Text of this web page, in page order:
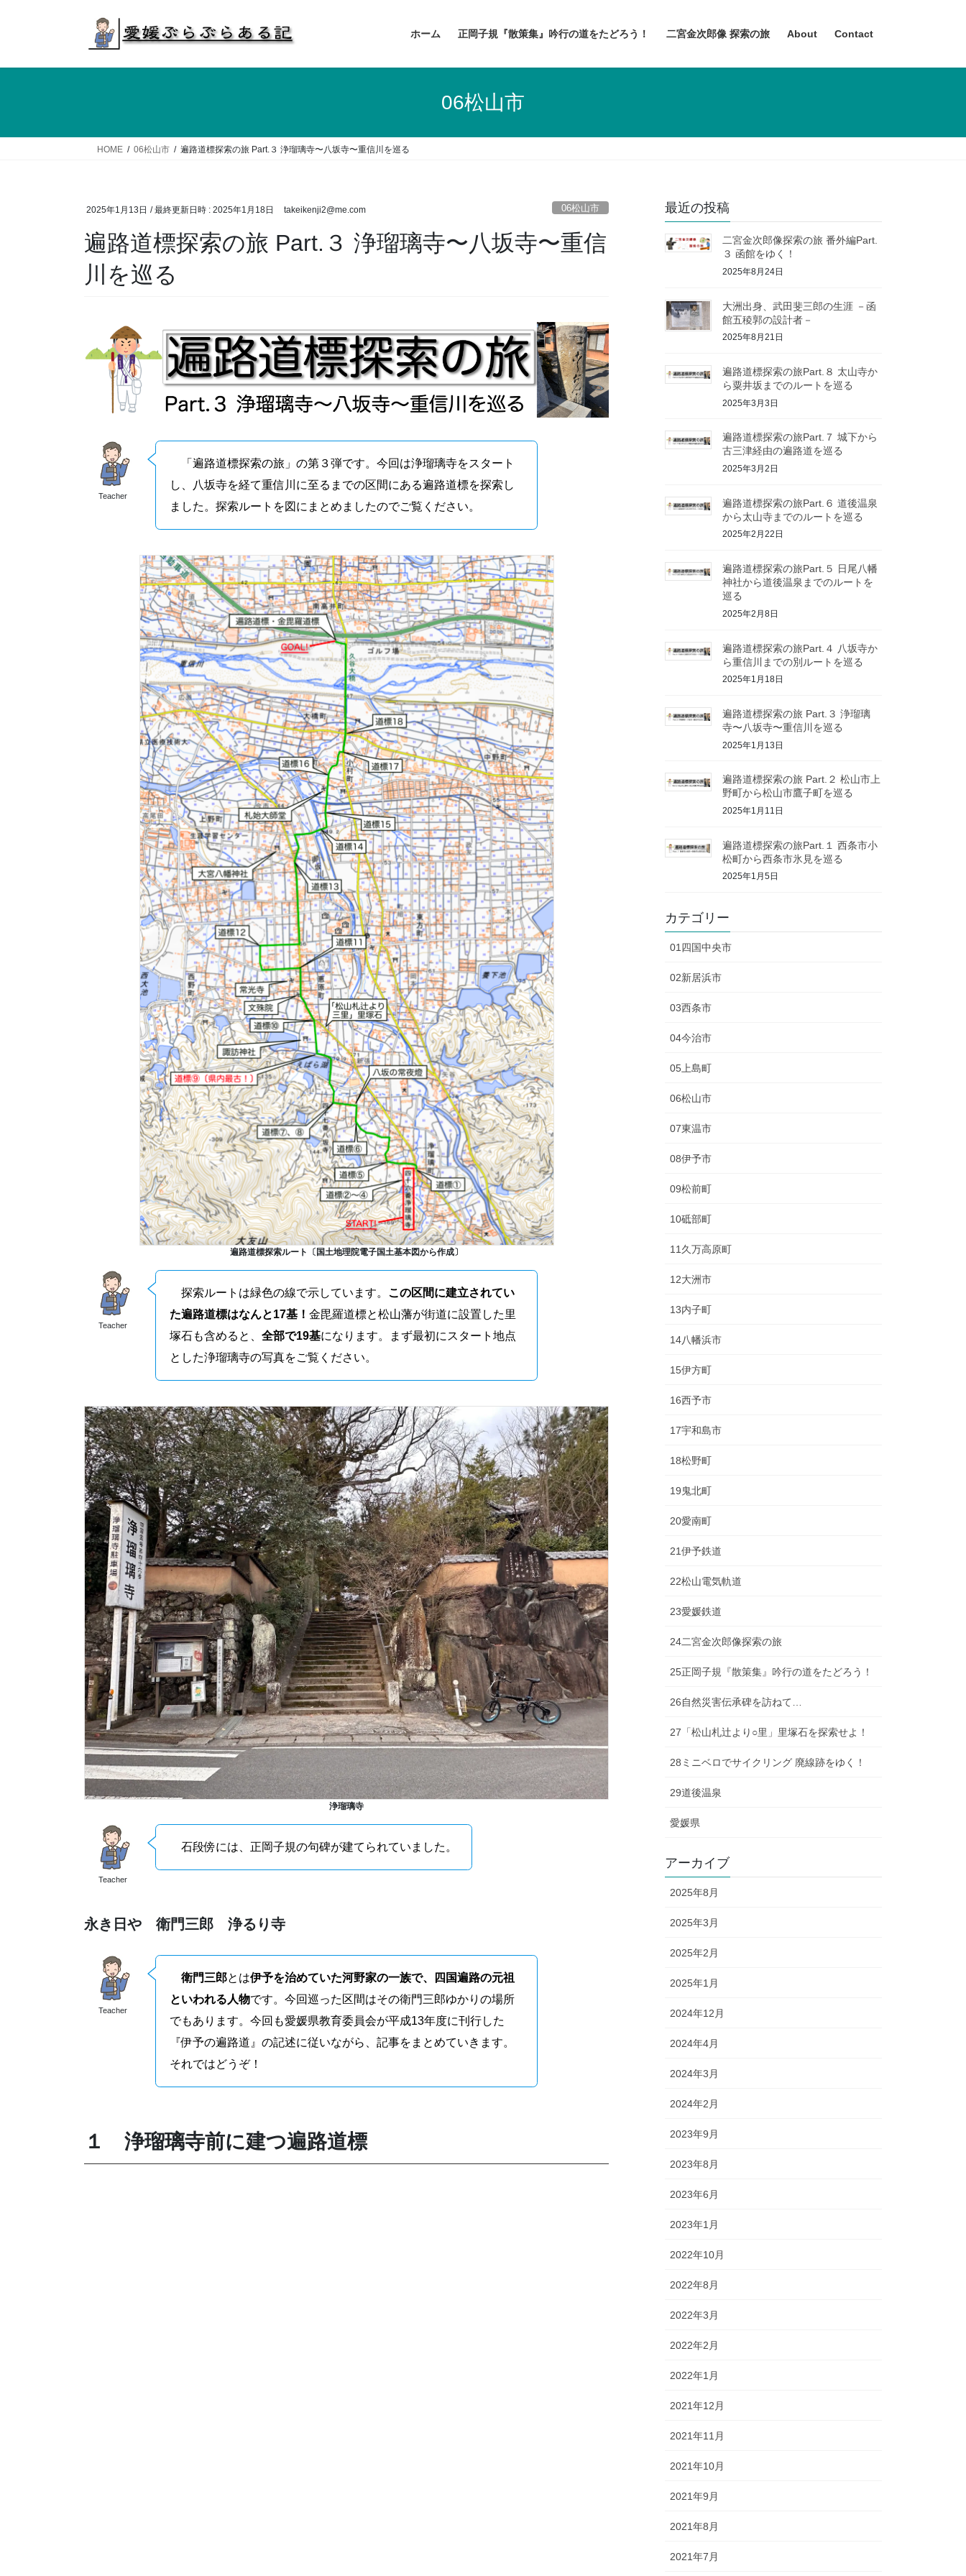
ホーム 正岡子規『散策集』吟行の道をたどろう！ 二宮金次郎像 探索の旅 About Contact
06松山市
HOME 06松山市 遍路道標探索の旅 Part.３ 浄瑠璃寺〜八坂寺〜重信川を巡る
2025年1月13日 / 最終更新日時 : 2025年1月18日 takeikenji2@me.com 06松山市
遍路道標探索の旅 Part.３ 浄瑠璃寺〜八坂寺〜重信
川を巡る
Teacher
「遍路道標探索の旅」の第３弾です。今回は浄瑠璃寺をスタート
し、八坂寺を経て重信川に至るまでの区間にある遍路道標を探索し
ました。探索ルートを図にまとめましたのでご覧ください。
遍路道標探索ルート〔国土地理院電子国土基本図から作成〕
Teacher
探索ルートは緑色の線で示しています。 この区間に建立されてい
た遍路道標はなんと17基！金毘羅道標と松山藩が街道に設置した里
塚石も含めると、全部で19基になります。まず最初にスタート地点
とした浄瑠璃寺の写真をご覧ください。
浄瑠璃寺
Teacher
石段傍には、正岡子規の句碑が建てられていました。
永き日や 衛門三郎 浄るり寺
Teacher
衛門三郎とは伊予を治めていた河野家の一族で、四国遍路の元祖
といわれる人物です。今回巡った区間はその衛門三郎ゆかりの場所
でもあります。今回も愛媛県教育委員会が平成13年度に刊行した
『伊予の遍路道』の記述に従いながら、記事をまとめていきます。
それではどうぞ！
１ 浄瑠璃寺前に建つ遍路道標
最近の投稿
二宮金次郎像探索の旅 番外編Part.
３ 函館をゆく！
2025年8月24日
大洲出身、武田斐三郎の生涯 －函
館五稜郭の設計者－
2025年8月21日
遍路道標探索の旅Part.８ 太山寺か
ら粟井坂までのルートを巡る
2025年3月3日
遍路道標探索の旅Part.７ 城下から
古三津経由の遍路道を巡る
2025年3月2日
遍路道標探索の旅Part.６ 道後温泉
から太山寺までのルートを巡る
2025年2月22日
遍路道標探索の旅Part.５ 日尾八幡
神社から道後温泉までのルートを
巡る
2025年2月8日
遍路道標探索の旅Part.４ 八坂寺か
ら重信川までの別ルートを巡る
2025年1月18日
遍路道標探索の旅 Part.３ 浄瑠璃
寺〜八坂寺〜重信川を巡る
2025年1月13日
遍路道標探索の旅 Part.２ 松山市上
野町から松山市鷹子町を巡る
2025年1月11日
遍路道標探索の旅Part.１ 西条市小
松町から西条市氷見を巡る
2025年1月5日
カテゴリー
01四国中央市
02新居浜市
03西条市
04今治市
05上島町
06松山市
07東温市
08伊予市
09松前町
10砥部町
11久万高原町
12大洲市
13内子町
14八幡浜市
15伊方町
16西予市
17宇和島市
18松野町
19鬼北町
20愛南町
21伊予鉄道
22松山電気軌道
23愛媛鉄道
24二宮金次郎像探索の旅
25正岡子規『散策集』吟行の道をたどろう！
26自然災害伝承碑を訪ねて…
27「松山札辻より○里」里塚石を探索せよ！
28ミニベロでサイクリング 廃線跡をゆく！
29道後温泉
愛媛県
アーカイブ
2025年8月
2025年3月
2025年2月
2025年1月
2024年12月
2024年4月
2024年3月
2024年2月
2023年9月
2023年8月
2023年6月
2023年1月
2022年10月
2022年8月
2022年3月
2022年2月
2022年1月
2021年12月
2021年11月
2021年10月
2021年9月
2021年8月
2021年7月